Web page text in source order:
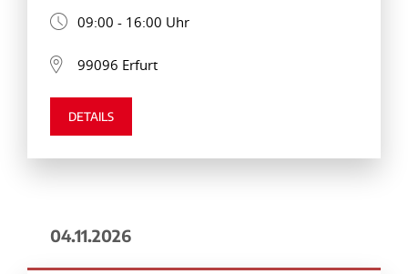
09:00 - 16:00 Uhr
99096 Erfurt
DETAILS
04.11.2026